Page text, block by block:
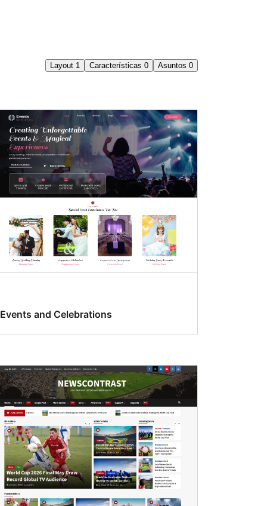
Layout 1 Características 0 Asuntos 0
Events and Celebrations